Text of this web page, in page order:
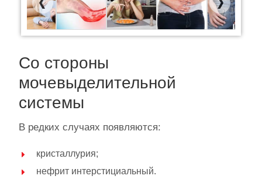
Previous Next
Со стороны
мочевыделительной
системы
В редких случаях появляются:
кристаллурия;
нефрит интерстициальный.